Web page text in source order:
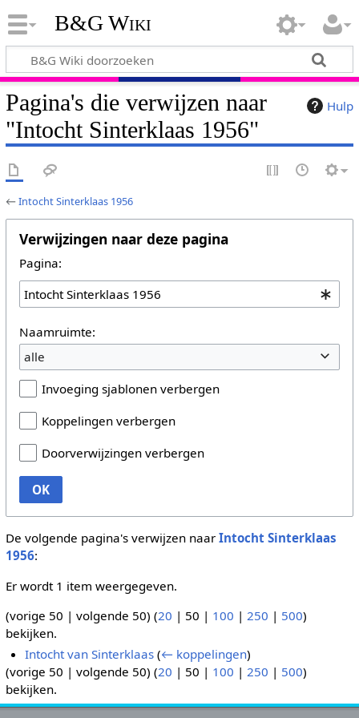
B&G Wiki
Hulp
Pagina's die verwijzen naar
"Intocht Sinterklaas 1956"
←Intocht Sinterklaas 1956
Verwijzingen naar deze pagina
Pagina:
Naamruimte:
alle
Invoeging sjablonen verbergen
Koppelingen verbergen
Doorverwijzingen verbergen
OK
De volgende pagina's verwijzen naar Intocht Sinterklaas
1956:
Er wordt 1 item weergegeven.
(vorige 50 | volgende 50) (20 | 50 | 100 | 250 | 500)
bekijken.
Intocht van Sinterklaas (← koppelingen)
(vorige 50 | volgende 50) (20 | 50 | 100 | 250 | 500)
bekijken.